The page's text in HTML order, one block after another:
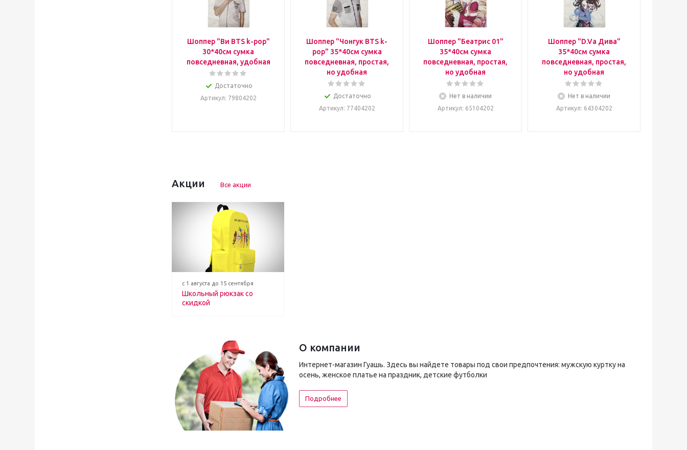
Шоппер "Ви BTS k-pop"
30*40см сумка
повседневная, удобная
Достаточно
Артикул: 79804202
Шоппер "Чонгук BTS k-
pop" 35*40см сумка
повседневная, простая,
но удобная
Достаточно
Артикул: 77404202
Шоппер "Беатрис 01"
35*40см сумка
повседневная, простая,
но удобная
Нет в наличии
Артикул: 65104202
Шоппер "D.Va Дива"
35*40см сумка
повседневная, простая,
но удобная
Нет в наличии
Артикул: 64304202
Акции Все акции
с 1 августа до 15 сентября
Школьный рюкзак со
скидкой
О компании
Интернет-магазин Гуашь. Здесь вы найдете товары под свои предпочтения: мужскую куртку на
осень, женское платье на праздник, детские футболки
Подробнее